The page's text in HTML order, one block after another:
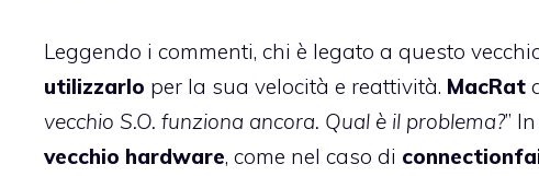
Leggendo i commenti, chi è legato a questo
utilizzarlo per la sua velocità e reattività. MacRat
vecchio S.O. funziona ancora. Qual è il problema?”
vecchio hardware, come nel caso di